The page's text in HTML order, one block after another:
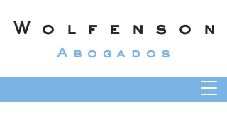
Wolfenson
Abogados